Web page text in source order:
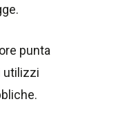
punta
utilizzi